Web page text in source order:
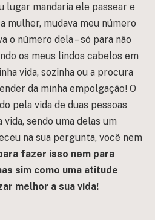
lugar mandaria ele passear e
mulher, mudava meu número
o número dela – só para não
os meus lindos cabelos em
vida, sozinha ou a procura
da minha empolgação! O
pela vida de duas pessoas
sendo uma delas um
na sua pergunta, você nem
fazer isso nem para
sim como uma atitude
melhor a sua vida!